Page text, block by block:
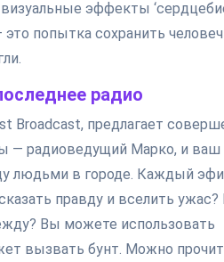
эффекты
попытка сохранить
радио
Broadcast, предлагает
— радиоведущий Марко, и ваш
людьми в городе. Каждый
правду и вселить ужас?
Вы можете использовать
вызвать бунт. Можно